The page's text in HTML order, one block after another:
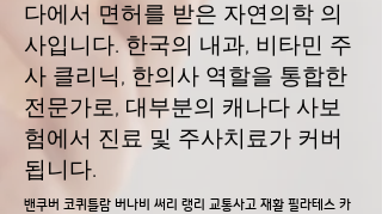
다에서 면허를 받은 자연의학 의
사입니다. 한국의 내과, 비타민 주
사 클리닉, 한의사 역할을 통합한
전문가로, 대부분의 캐나다 사보
험에서 진료 및 주사치료가 커버
됩니다.
밴쿠버 코퀴틀람 버나비 써리 랭리 교통사고 재활 필라테스 카